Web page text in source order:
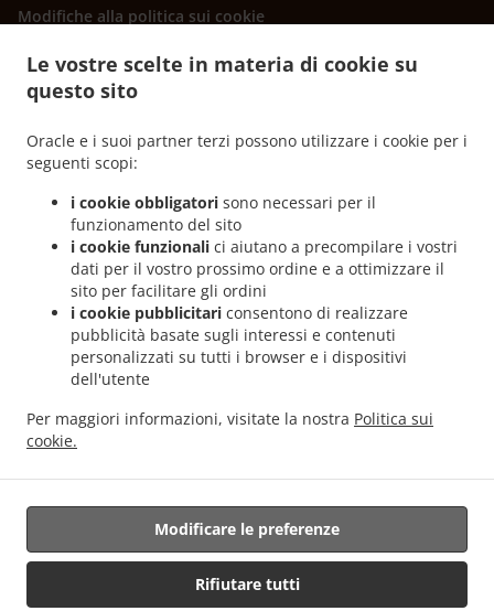
Le vostre scelte in materia di cookie su
questo sito
Oracle e i suoi partner terzi possono utilizzare i cookie per i
seguenti scopi:
i cookie obbligatori sono necessari per il
funzionamento del sito
i cookie funzionali ci aiutano a precompilare i vostri
dati per il vostro prossimo ordine e a ottimizzare il
sito per facilitare gli ordini
i cookie pubblicitari consentono di realizzare
pubblicità basate sugli interessi e contenuti
personalizzati su tutti i browser e i dispositivi
dell'utente
Per maggiori informazioni, visitate la nostra Politica sui
cookie.
Rifiutare tutti
Modificare le preferenze
Modifiche alla politica sui cookie
603 N Main St, Euless, TX 76039, United States
+1 817-242-4568
Menu
Ordina in anticipo
Contattaci
ACCEPTED PAYMENT METHODS
Cibo Hawaiian da asporto Euless
Supportato da:
GFunnel Business LLC. | restaurants@gfunnel.com |+1 (833) 705-0808